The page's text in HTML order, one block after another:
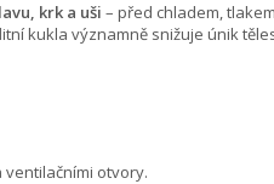
krk a uši – před chladem,
kukla významně snižuje únik
ventilačními otvory.